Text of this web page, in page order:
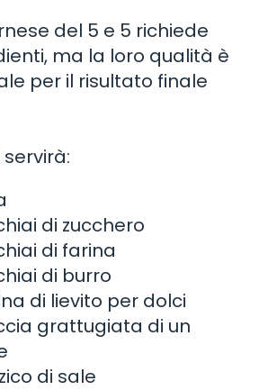
del 5 e 5 richiede
ma la loro qualità è
per il risultato finale
di zucchero
di farina
di burro
di lievito per dolci
grattugiata di un
di sale